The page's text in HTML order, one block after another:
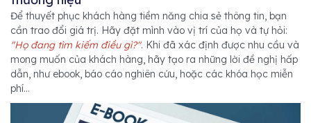
Để thuyết phục khách hàng tiềm năng chia sẻ thông tin, bạn
cần trao đổi giá trị. Hãy đặt mình vào vị trí của họ và tự hỏi:
"Họ đang tìm kiếm điều gì?". Khi đã xác định được nhu cầu và
mong muốn của khách hàng, hãy tạo ra những lời đề nghị hấp
dẫn, như ebook, báo cáo nghiên cứu, hoặc các khóa học miễn
phí…